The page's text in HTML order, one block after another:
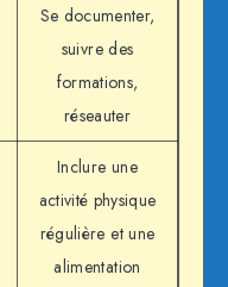
Se documenter,
suivre des
formations,
réseauter
Inclure une
activité physique
régulière et une
alimentation